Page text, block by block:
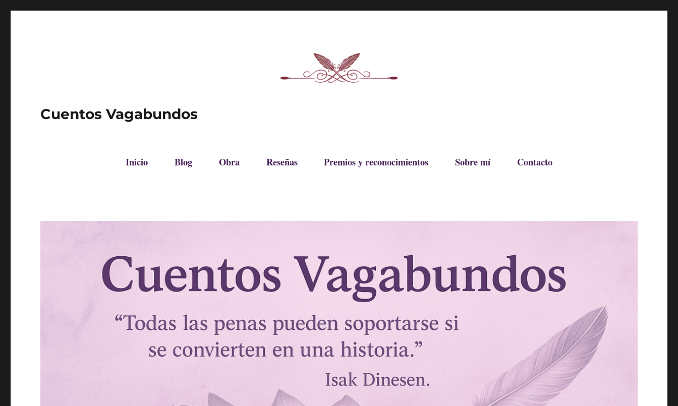
Cuentos Vagabundos
Inicio Blog Obra Reseñas Premios y reconocimientos Sobre mí Contacto